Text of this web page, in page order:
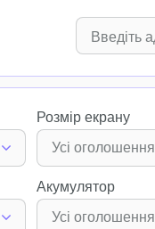
Розмір екрану
Усі оголошення
Акумулятор
Усі оголошення